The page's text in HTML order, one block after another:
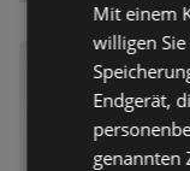
Mit einem
willigen
Endgerät,
genannten